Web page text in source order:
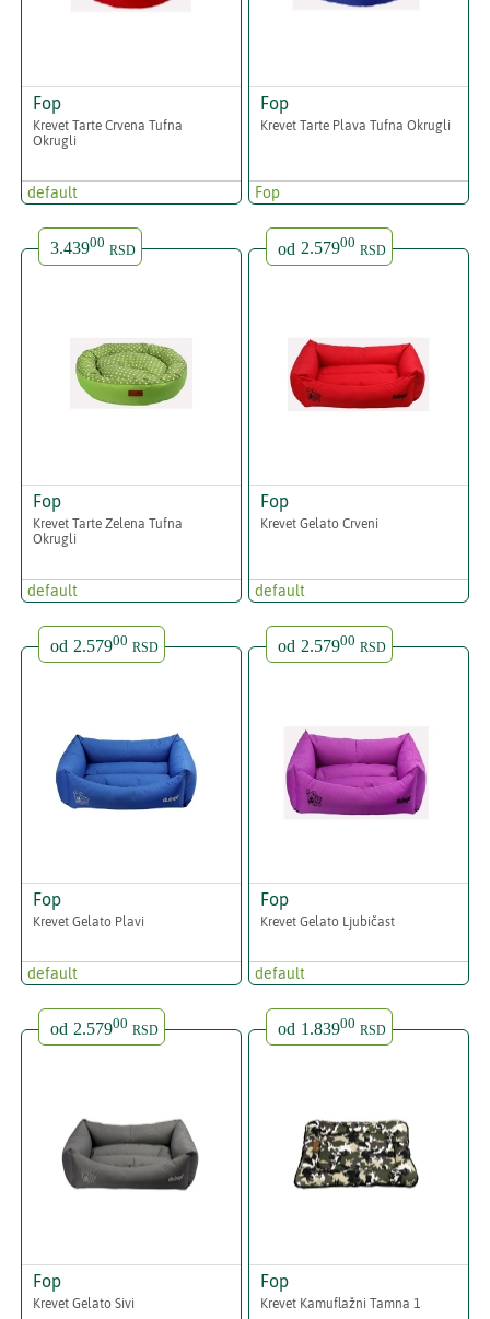
Fop
Krevet Tarte Crvena Tufna
Okrugli
default
Fop
Krevet Tarte Plava Tufna Okrugli
Fop
3.43900 RSD
Fop
Krevet Tarte Zelena Tufna
Okrugli
default
od 2.57900 RSD
Fop
Krevet Gelato Crveni
default
od 2.57900 RSD
Fop
Krevet Gelato Plavi
default
od 2.57900 RSD
Fop
Krevet Gelato Ljubičast
default
od 2.57900 RSD
Fop
Krevet Gelato Sivi
od 1.83900 RSD
Fop
Krevet Kamuflažni Tamna 1